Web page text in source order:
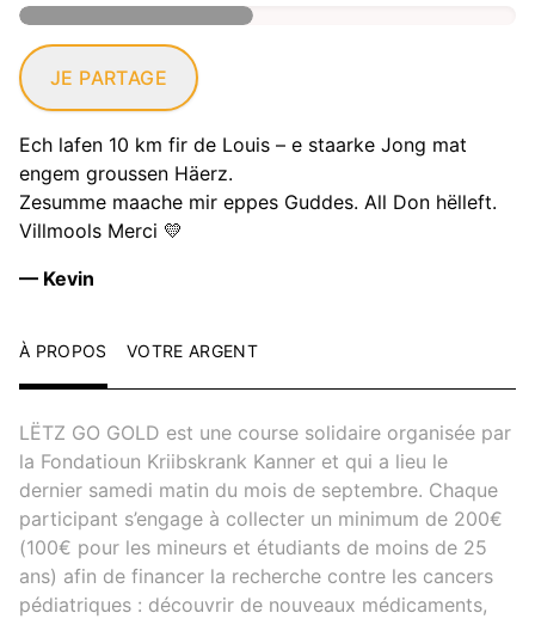
JE PARTAGE
Ech lafen 10 km fir de Louis – e staarke Jong mat
engem groussen Häerz.
Zesumme maache mir eppes Guddes. All Don hëlleft.
Villmools Merci 💛
— Kevin
À PROPOS VOTRE ARGENT
LËTZ GO GOLD est une course solidaire organisée par
la Fondatioun Kriibskrank Kanner et qui a lieu le
dernier samedi matin du mois de septembre. Chaque
participant s’engage à collecter un minimum de 200€
(100€ pour les mineurs et étudiants de moins de 25
ans) afin de financer la recherche contre les cancers
pédiatriques : découvrir de nouveaux médicaments,